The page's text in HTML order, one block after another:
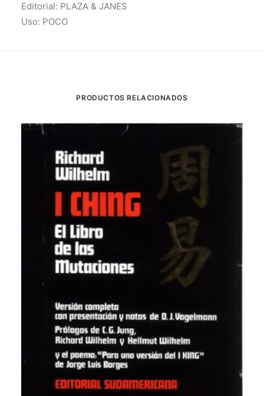
Editorial: PLAZA & JANES
Uso: POCO
PRODUCTOS RELACIONADOS